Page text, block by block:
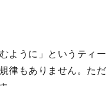
ように」というティー
律もありません。ただ